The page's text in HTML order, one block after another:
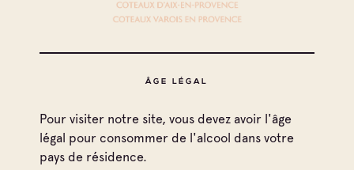
ÂGE LÉGAL
Pour visiter notre site, vous devez avoir l'âge
légal pour consommer de l'alcool dans votre
pays de résidence.
Le Château Sainte Roseline s’anime à l’arrivée des beaux
jours. Depuis plus de 15 ans, le domaine entretient un
lien spécial et fort avec l’art contemporain et accueille